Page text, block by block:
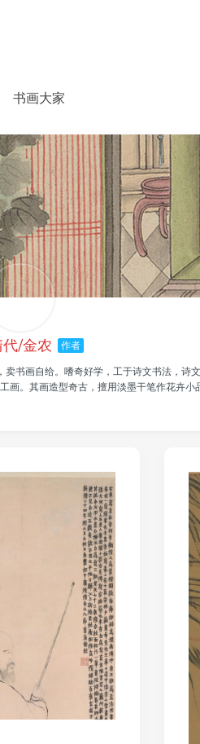
书画大家
代/金农 作者
书画自给。嗜奇好学，工于诗文书法，诗
画。其画造型奇古，擅用淡墨干笔作花卉小